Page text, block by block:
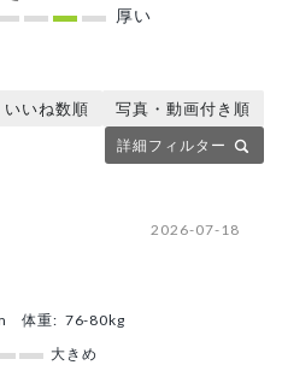
厚い
詳細フィルター
いいね数順 写真・動画付き順
2026-07-18
体重: 76-80kg
大きめ